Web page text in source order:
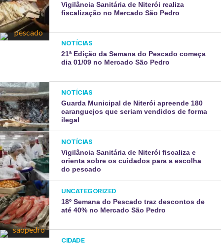
Vigilância Sanitária de Niterói realiza
fiscalização no Mercado São Pedro
NOTÍCIAS
21ª Edição da Semana do Pescado começa
dia 01/09 no Mercado São Pedro
NOTÍCIAS
Guarda Municipal de Niterói apreende 180
caranguejos que seriam vendidos de forma
ilegal
NOTÍCIAS
Vigilância Sanitária de Niterói fiscaliza e
orienta sobre os cuidados para a escolha
do pescado
UNCATEGORIZED
18º Semana do Pescado traz descontos de
até 40% no Mercado São Pedro
CIDADE